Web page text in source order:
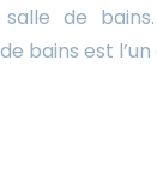
de
bains est l’un